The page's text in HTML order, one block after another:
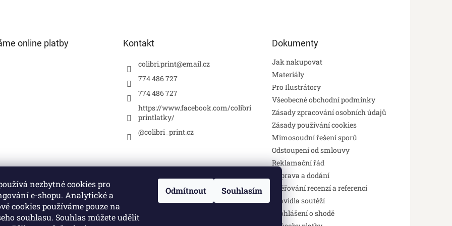
nezbytné cookies pro
e-shopu. Analytické a
cookies používáme pouze na
souhlasu. Souhlas můžete udělit
Odmítnout Souhlasím
online platby Kontakt
colibri.print@email.cz
774 486 727
774 486 727
https://www.facebook.com/colibri
printlatky/
@colibri_print.cz
Dokumenty
Jak nakupovat
Materiály
Pro Ilustrátory
Všeobecné obchodní podmínky
Zásady zpracování osobních údajů
Zásady používání cookies
Mimosoudní řešení sporů
Odstoupení od smlouvy
Reklamační řád
Doprava a dodání
Ověřování recenzí a referencí
Pravidla soutěží
Prohlášení o shodě